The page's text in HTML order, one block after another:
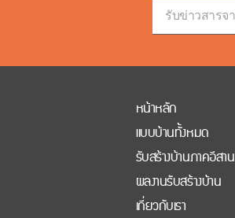
หน้าหลัก
แบบบ้านทั้งหมด
รับสร้างบ้านภาคอีสาน
ผลงานรับสร้างบ้าน
เกี่ยวกับเรา